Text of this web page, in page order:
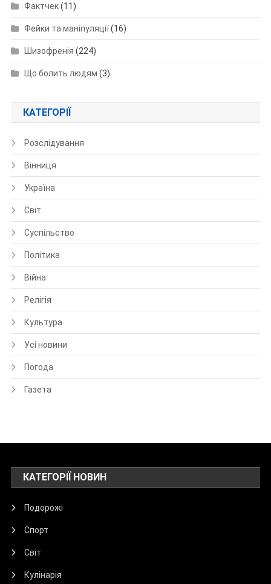
Фактчек(11)
Фейки та маніпуляції(16)
Шизофренія (224)
Що болить людям (3)
КАТЕГОРІЇ
Розслідування
Вінниця
Україна
Світ
Суспільство
Політика
Війна
Релігія
Культура
Усі новини
Погода
Газета
КАТЕГОРІЇ НОВИН
Подорожі
Спорт
Світ
Кулінарія